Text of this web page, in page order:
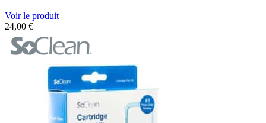
Voir le produit
24,00 €